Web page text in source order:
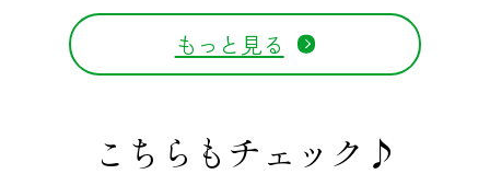
がけ、帽子や日傘などで直射日光を
避けていただくこともおすすめで
活用しながら、無理のないペースで
もっと見る
こちらもチェック♪